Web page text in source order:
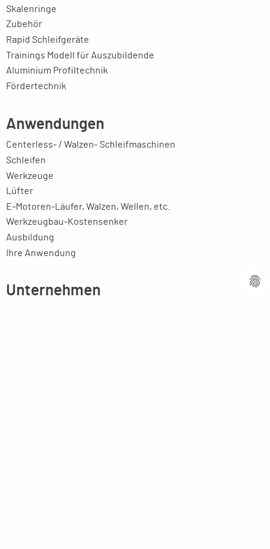
Skalenringe
Zubehör
Rapid Schleifgeräte
Trainings Modell für Auszubildende
Aluminium Profiltechnik
Fördertechnik
Anwendungen
Centerless- / Walzen- Schleifmaschinen
Schleifen
Werkzeuge
Lüfter
E-Motoren-Läufer, Walzen, Wellen, etc.
Werkzeugbau-Kostensenker
Ausbildung
Ihre Anwendung
Unternehmen